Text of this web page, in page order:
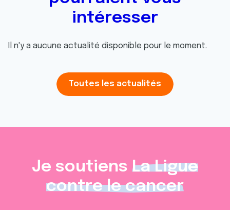
intéresser
Il n'y a aucune actualité disponible pour le moment.
Toutes les actualités
Je soutiens La Ligue
contre le cancer